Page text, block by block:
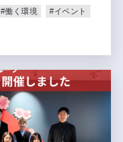
#働く環境 #イベント